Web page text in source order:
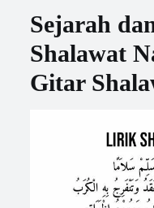
Sejarah
Shalawat
Gitar